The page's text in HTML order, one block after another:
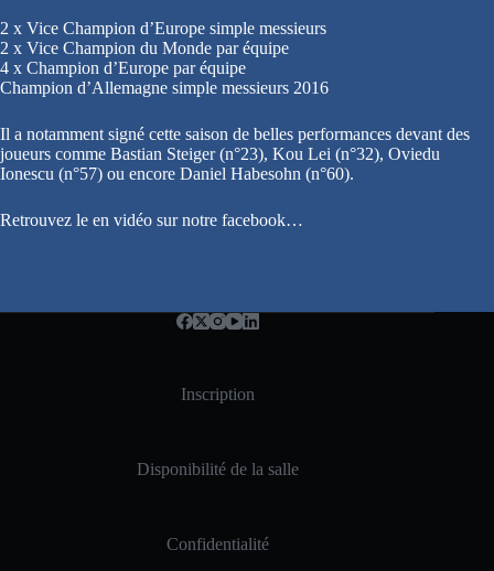
2 x Vice Champion d’Europe simple messieurs
2 x Vice Champion du Monde par équipe
4 x Champion d’Europe par équipe
Champion d’Allemagne simple messieurs 2016
Il a notamment signé cette saison de belles performances devant des
joueurs comme Bastian Steiger (n°23), Kou Lei (n°32), Oviedu
Ionescu (n°57) ou encore Daniel Habesohn (n°60).
Retrouvez le en vidéo sur notre facebook…
Inscription
Disponibilité de la salle
Confidentialité